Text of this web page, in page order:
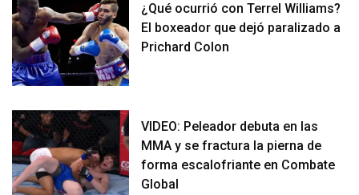
¿Qué ocurrió con Terrel Williams?
El boxeador que dejó paralizado a
Prichard Colon
VIDEO: Peleador debuta en las
MMA y se fractura la pierna de
forma escalofriante en Combate
Global